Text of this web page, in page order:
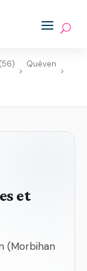
>
Quéven
>
et
(Morbihan